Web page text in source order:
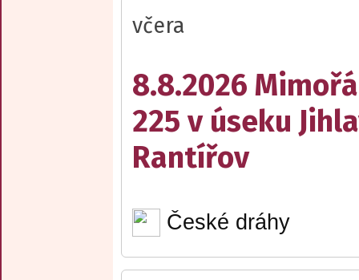
včera
8.8.2026
225 v úseku
Rantířov
České dráhy